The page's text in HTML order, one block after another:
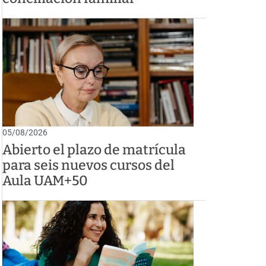
05/08/2026
Abierto el plazo de matrícula
para seis nuevos cursos del
Aula UAM+50